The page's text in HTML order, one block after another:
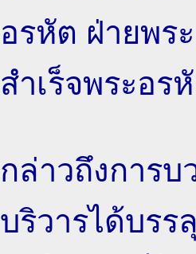
อรหัต ฝ่ายพร
สำเร็จพระอร
กล่าวถึงการ
บริวารได้บร